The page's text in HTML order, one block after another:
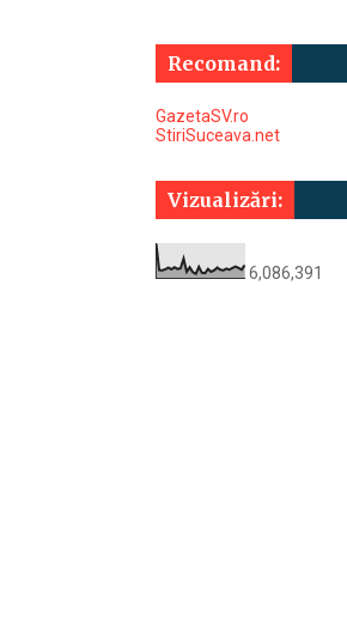
Recomand:
GazetaSV.ro
StiriSuceava.net
Vizualizări:
6,086,391